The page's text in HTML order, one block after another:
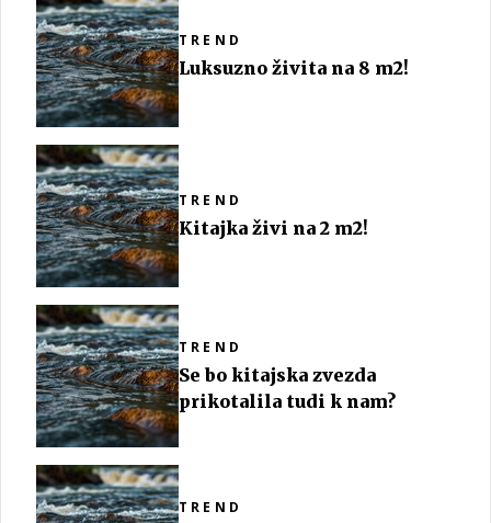
TREND
Luksuzno živita na 8 m2!
TREND
Kitajka živi na 2 m2!
TREND
Se bo kitajska zvezda
prikotalila tudi k nam?
TREND